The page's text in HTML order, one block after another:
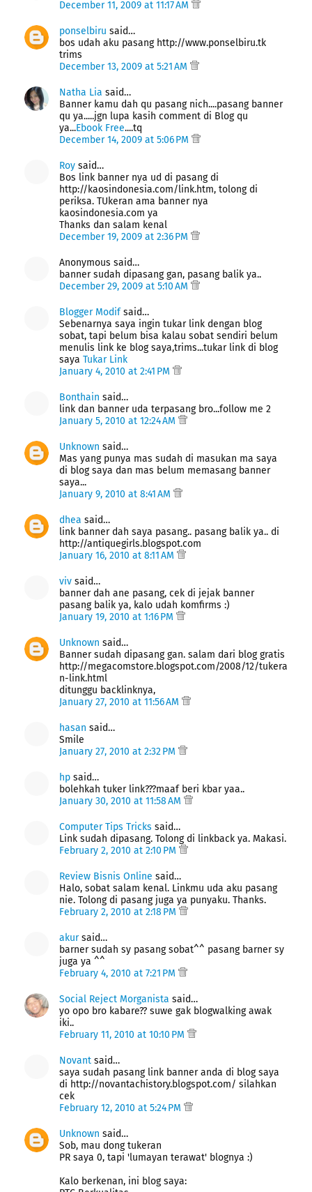
December 11, 2009 at 11:17 AM
ponselbiru said…
bos udah aku pasang http://www.ponselbiru.tk
trims
December 13, 2009 at 5:21 AM
Natha Lia said…
Banner kamu dah qu pasang nich....pasang banner
qu ya.....jgn lupa kasih comment di Blog qu
ya...Ebook Free....tq
December 14, 2009 at 5:06 PM
Roy said…
Bos link banner nya ud di pasang di
http://kaosindonesia.com/link.htm, tolong di
periksa. TUkeran ama banner nya
kaosindonesia.com ya
Thanks dan salam kenal
December 19, 2009 at 2:36 PM
Anonymous said…
banner sudah dipasang gan, pasang balik ya..
December 29, 2009 at 5:10 AM
Blogger Modifsaid…
Sebenarnya saya ingin tukar link dengan blog
sobat, tapi belum bisa kalau sobat sendiri belum
menulis link ke blog saya,trims...tukar link di blog
saya Tukar Link
January 4, 2010 at 2:41 PM
Bonthain said…
link dan banner uda terpasang bro...follow me 2
January 5, 2010 at 12:24 AM
Unknown said…
Mas yang punya mas sudah di masukan ma saya
di blog saya dan mas belum memasang banner
saya...
January 9, 2010 at 8:41 AM
dhea said…
link banner dah saya pasang.. pasang balik ya.. di
http://antiquegirls.blogspot.com
January 16, 2010 at 8:11 AM
viv said…
banner dah ane pasang, cek di jejak banner
pasang balik ya, kalo udah komfirms :)
January 19, 2010 at 1:16 PM
Unknown said…
Banner sudah dipasang gan. salam dari blog gratis
http://megacomstore.blogspot.com/2008/12/tukera
n-link.html
ditunggu backlinknya,
January 27, 2010 at 11:56 AM
hasan said…
Smile
January 27, 2010 at 2:32 PM
hp said…
bolehkah tuker link???maaf beri kbar yaa..
January 30, 2010 at 11:58 AM
Computer Tips Tricks said…
Link sudah dipasang. Tolong di linkback ya. Makasi.
February 2, 2010 at 2:10 PM
Review Bisnis Online said…
Halo, sobat salam kenal. Linkmu uda aku pasang
nie. Tolong di pasang juga ya punyaku. Thanks.
February 2, 2010 at 2:18 PM
akursaid…
barner sudah sy pasang sobat^^ pasang barner sy
juga ya ^^
February 4, 2010 at 7:21 PM
Social Reject Morganista said…
yo opo bro kabare?? suwe gak blogwalking awak
iki..
February 11, 2010 at 10:10 PM
Novant said…
saya sudah pasang link banner anda di blog saya
di http://novantachistory.blogspot.com/ silahkan
cek
February 12, 2010 at 5:24 PM
Unknown said…
Sob, mau dong tukeran
PR saya 0, tapi 'lumayan terawat' blognya :)
Kalo berkenan, ini blog saya: